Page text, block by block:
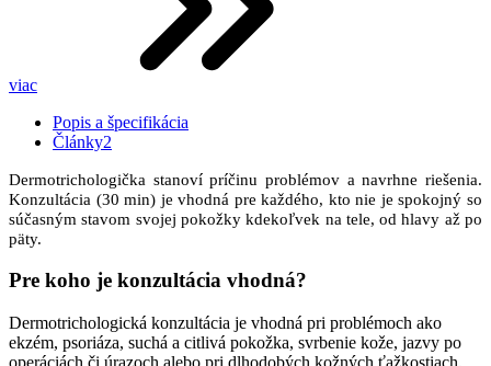
viac
Popis a špecifikácia
Články2
Dermotrichologička stanoví príčinu problémov a navrhne riešenia.
Konzultácia (30 min) je vhodná pre každého, kto nie je spokojný so
súčasným stavom svojej pokožky kdekoľvek na tele, od hlavy až po
päty.
Pre koho je konzultácia vhodná?
Dermotrichologická konzultácia je vhodná pri problémoch ako
ekzém, psoriáza, suchá a citlivá pokožka, svrbenie kože, jazvy po
operáciách či úrazoch alebo pri dlhodobých kožných ťažkostiach.